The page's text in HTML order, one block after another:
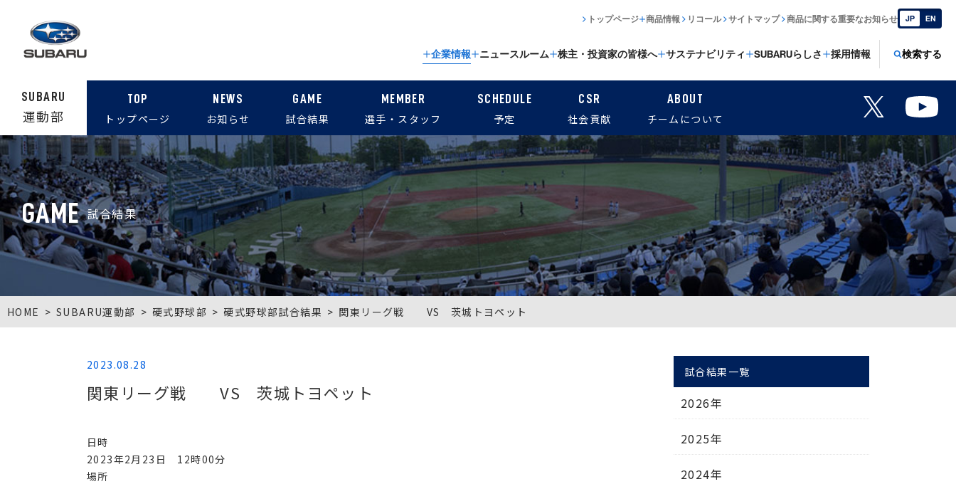
企業情報 ニュースルーム 株主・投資家の皆様へ サステナビリティ SUBARUらしさ 採用情報 検索する
トップページ 商品情報 リコール サイトマップ 商品に関する重要なお知らせ JP EN
SUBARU
運動部
TOP
トップページ
NEWS
お知らせ
GAME
試合結果
MEMBER
選手・スタッフ
SCHEDULE
予定
CSR
社会貢献
ABOUT
チームについて
GAME 試合結果
HOME SUBARU運動部 硬式野球部 硬式野球部試合結果 関東リーグ戦 VS 茨城トヨペット
2023.08.28
関東リーグ戦 VS 茨城トヨペット
日時
2023年2月23日 12時00分
場所
試合結果一覧
2026年
2025年
2024年